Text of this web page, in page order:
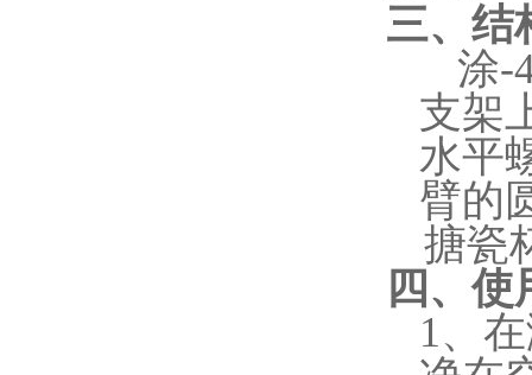
三、结
涂-
支架
水平
臂的
搪瓷
四、使
1、